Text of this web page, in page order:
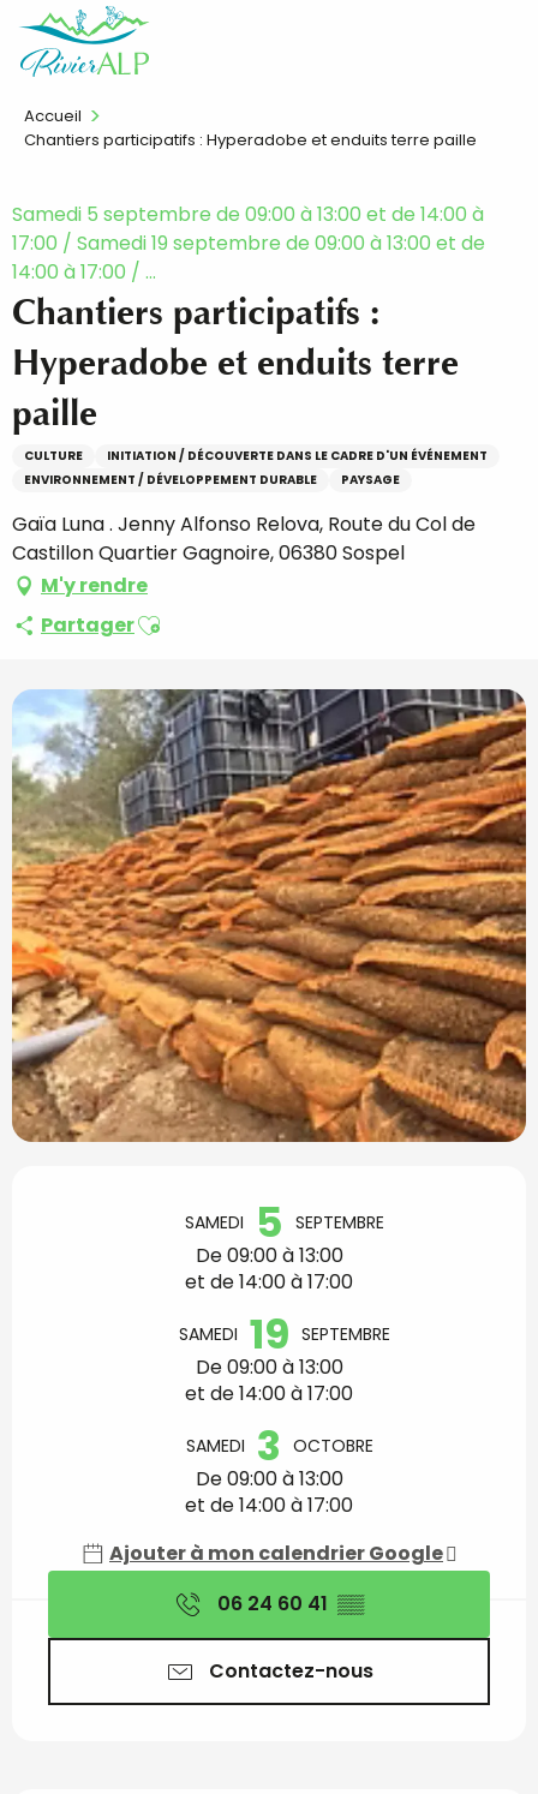
contenu
FR
Accueil
Chantiers participatifs : Hyperadobe et enduits terre paille
Samedi 5 septembre de 09:00 à 13:00 et de 14:00 à
17:00 / Samedi 19 septembre de 09:00 à 13:00 et de
14:00 à 17:00 / ...
Chantiers participatifs :
Hyperadobe et enduits terre
paille
CULTURE
INITIATION / DÉCOUVERTE DANS LE CADRE D'UN ÉVÉNEMENT
ENVIRONNEMENT / DÉVELOPPEMENT DURABLE
PAYSAGE
Gaïa Luna . Jenny Alfonso Relova, Route du Col de
Castillon Quartier Gagnoire, 06380 Sospel
M'y rendre
PartagerAjouter aux favoris
Ouverture et
SAMEDI 5 SEPTEMBRE
De 09:00 à 13:00
et de 14:00 à 17:00
SAMEDI 19 SEPTEMBRE
De 09:00 à 13:00
et de 14:00 à 17:00
SAMEDI 3 OCTOBRE
De 09:00 à 13:00
et de 14:00 à 17:00
Ajouter à mon calendrier Google
06 24 60 41 ▒▒
Contactez-nous